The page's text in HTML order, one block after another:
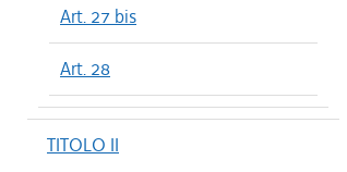
Art. 27 bis
Art. 28
TITOLO II